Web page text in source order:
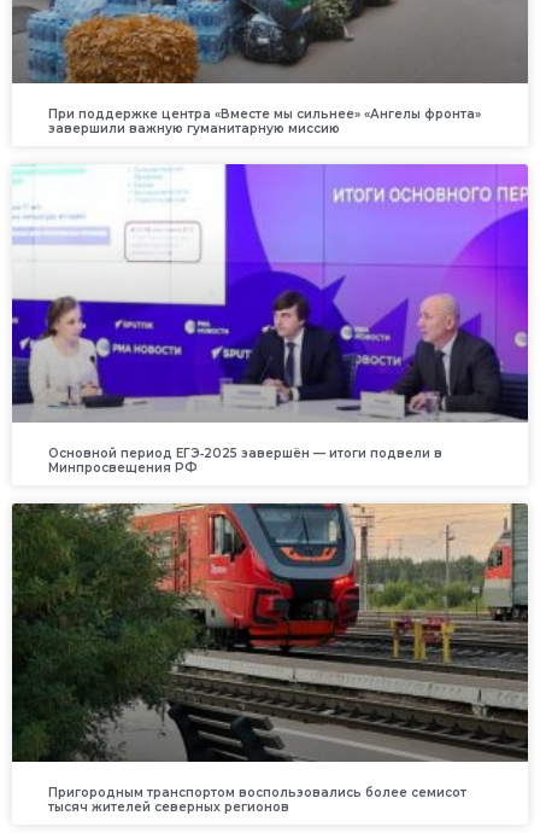
При поддержке центра «Вместе мы сильнее» «Ангелы фронта»
завершили важную гуманитарную миссию
Основной период ЕГЭ‑2025 завершён — итоги подвели в
Минпросвещения РФ
Пригородным транспортом воспользовались более семисот
тысяч жителей северных регионов